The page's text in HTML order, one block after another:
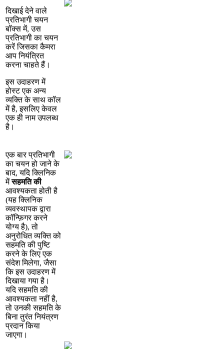
दखई दन वल
परतभग चयन
बकस म, उस
परतभग क चयन
कर जसक कमर
आप नयतत
करन चहत ह ।
इस उदहरण म
हसट एक अनय
वयक क सथ कल
म ह, इसलए कवल
एक ह नम उपलबध
ह ।
एक बर परतभग
क चयन ह जन क
बद, यद कनक
म सहमत क
आवशयकत हत ह
(यह कनक
वयवसथपक दर
कनगर करन
यगय ह), त
अनरधत वयक क
सहमत क पष
करन क लए एक
सदश मलग, जस
क इस उदहरण म
दखय गय ह ।
यद सहमत क
आवशयकत नह ह,
त उनक सहमत क
बन तरत नयतरण
परदन कय
जएग ।